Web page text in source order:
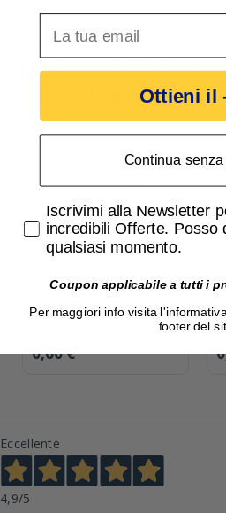
I clienti che hanno
questo prodotto hanno
acquistato anche:
Cavo schermato 2x0.50
0,60 €
Eccellente
4,9/5
Ottieni il
Continua
Accetta di ricevere email
Iscrivimi alla Newsletter
incredibili Offerte. Posso
qualsiasi momento.
Coupon applicabile a tutti i
Per maggiori info visita
footer del